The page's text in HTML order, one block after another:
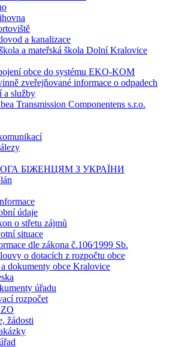
a kanalizace
a mateřská škola Dolní Kralovice
obce do systému EKO-KOM
zveřejňované informace o odpadech
a služby
Transmission Componentens s.r.o.
БІЖЕНЦЯМ З УКРАЇНИ
údaje
o střetu zájmů
situace
dle zákona č.106⁄1999 Sb.
o dotacích z rozpočtu obce
dokumenty obce Kralovice
úřadu
rozpočet
žádosti